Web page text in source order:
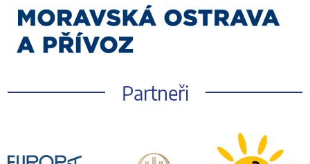
Partneři